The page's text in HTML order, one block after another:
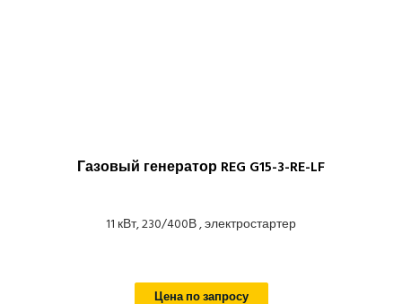
Газовый генератор REG G15-3-RE-LF
11 кВт, 230/400В , электростартер
Цена по запросу